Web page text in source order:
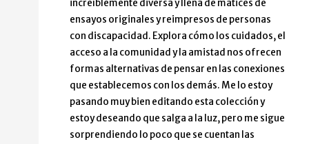
increíblemente diversa y llena de matices de
ensayos originales y reimpresos de personas
con discapacidad. Explora cómo los cuidados, el
acceso a la comunidad y la amistad nos ofrecen
formas alternativas de pensar en las conexiones
que establecemos con los demás. Me lo estoy
pasando muy bien editando esta colección y
estoy deseando que salga a la luz, pero me sigue
sorprendiendo lo poco que se cuentan las